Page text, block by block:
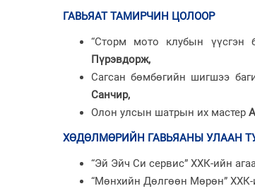
ГАВЬЯАТ ТАМИРЧИН ЦОЛООР
“Сторм мото клубын үүсгэн
Пүрэвдорж,
Сагсан бөмбөгийн шигшээ
Санчир,
Олон улсын шатрын их мастер
ХӨДӨЛМӨРИЙН ГАВЬЯАНЫ УЛААН
“Эй Эйч Си сервис” ХХК-ийн
“Мөнхийн Дөлгөөн Мөрөн” ХХК-